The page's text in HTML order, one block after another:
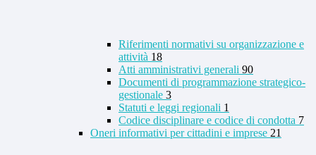
Riferimenti normativi su organizzazione e
attività 18
Atti amministrativi generali 90
Documenti di programmazione strategico-
gestionale 3
Statuti e leggi regionali 1
Codice disciplinare e codice di condotta 7
Oneri informativi per cittadini e imprese 21